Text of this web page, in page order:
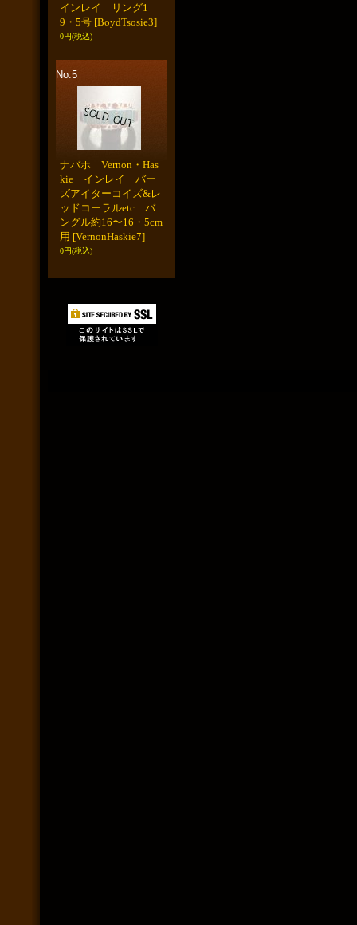
インレイ リング1
9・5号 [BoydTsosie3]
0円(税込)
No.5
ナバホ Vernon・Has
kie インレイ バー
ズアイターコイズ&レ
ッドコーラルetc バ
ングル約16〜16・5cm
用 [VernonHaskie7]
0円(税込)